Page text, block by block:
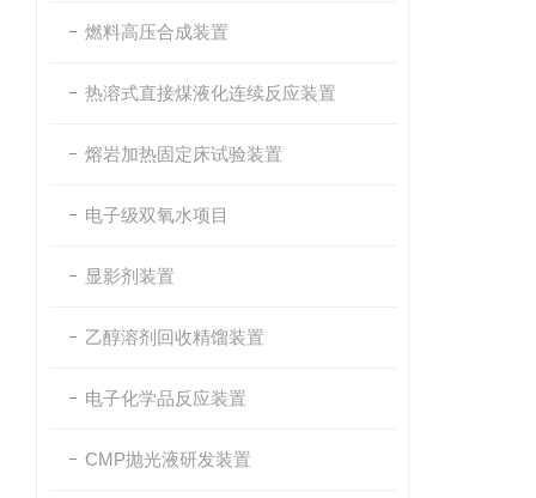
燃料高压合成装置
热溶式直接煤液化连续反应装置
熔岩加热固定床试验装置
电子级双氧水项目
显影剂装置
乙醇溶剂回收精馏装置
电子化学品反应装置
CMP抛光液研发装置